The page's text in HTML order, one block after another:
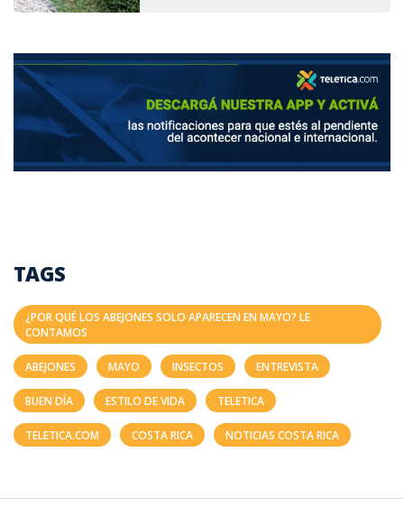
TAGS
¿POR QUÉ LOS ABEJONES SOLO APARECEN EN MAYO? LE
CONTAMOS
ABEJONES MAYO INSECTOS ENTREVISTA
BUEN DÍA ESTILO DE VIDA TELETICA
TELETICA.COM COSTA RICA NOTICIAS COSTA RICA